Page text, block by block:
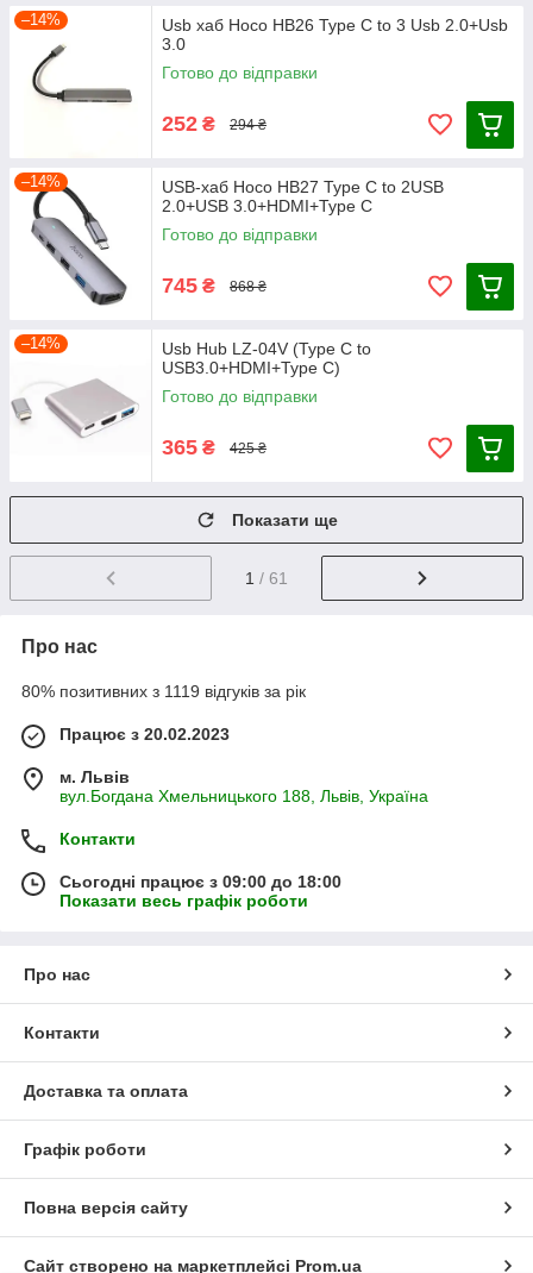
–14%
Usb хаб Hoco HB26 Type C to 3 Usb 2.0+Usb
3.0
Готово до відправки
252 ₴ 294 ₴
–14%
USB-хаб Hoco HB27 Type C to 2USB
2.0+USB 3.0+HDMI+Type C
Готово до відправки
745 ₴ 868 ₴
–14%
Usb Hub LZ-04V (Type C to
USB3.0+HDMI+Type C)
Готово до відправки
365 ₴ 425 ₴
Показати ще
1 / 61
Про нас
80% позитивних з 1119 відгуків за рік
Працює з 20.02.2023
м. Львів
вул.Богдана Хмельницького 188, Львів, Україна
Контакти
Сьогодні працює з 09:00 до 18:00
Показати весь графік роботи
Про нас
Контакти
Доставка та оплата
Графік роботи
Повна версія сайту
Сайт створено на маркетплейсі Prom.ua